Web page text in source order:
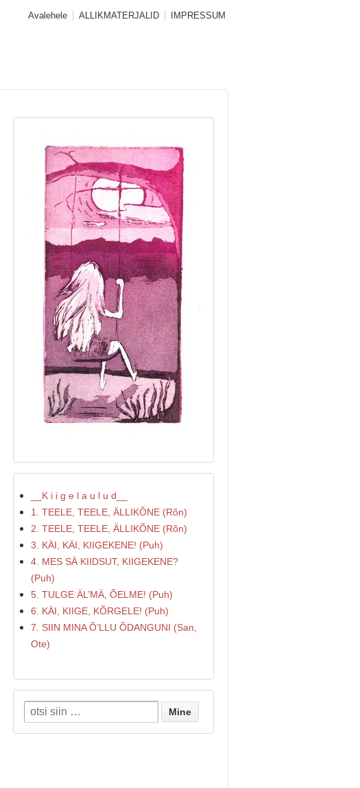
Avalehele ALLIKMATERJALID IMPRESSUM
__K i i g e l a u l u d__
1. TEELE, TEELE, ÄLLIKÕNE (Rõn)
2. TEELE, TEELE, ÄLLIKÕNE (Rõn)
3. KÄI, KÄI, KIIGEKENE! (Puh)
4. MES SÄ KIIDSUT, KIIGEKENE?
(Puh)
5. TULGE ÄL’MÄ, ÕELME! (Puh)
6. KÄI, KIIGE, KÕRGELE! (Puh)
7. SIIN MINA Õ’LLU ÕDANGUNI (San,
Ote)